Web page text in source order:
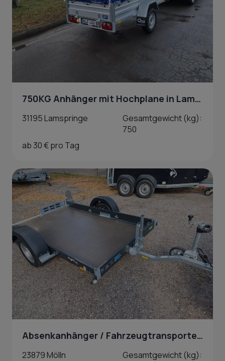
750KG Anhänger mit Hochplane in Lamspringe
31195 Lamspringe
Gesamtgewicht (kg):
750
ab 30 € pro Tag
Absenkanhänger / Fahrzeugtransporter mieten in Mölln
23879 Mölln
Gesamtgewicht (kg):